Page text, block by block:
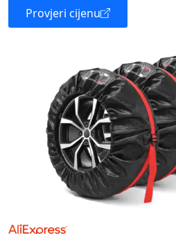
Provjeri cijenu